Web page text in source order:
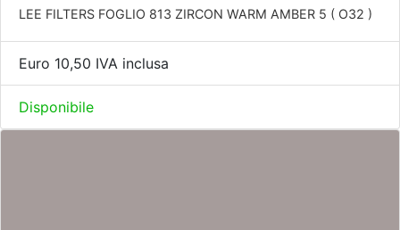
LEE FILTERS FOGLIO 813 ZIRCON WARM AMBER 5 ( O32 )
Euro 10,50 IVA inclusa
Disponibile